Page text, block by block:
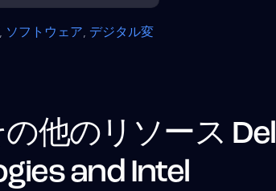
, ソフトウェア, デジタル変
他のリソース
and Intel